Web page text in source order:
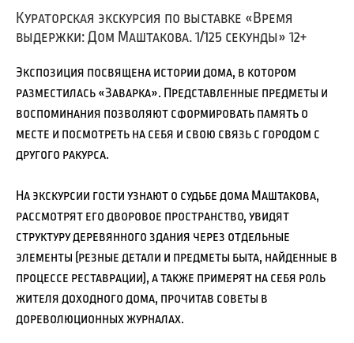
Кураторская экскурсия по выставке «Время
выдержки: Дом Маштакова. 1/125 секунды» 12+
Экспозиция посвящена истории дома, в котором
разместилась «Заварка». Представленные предметы и
воспоминания позволяют сформировать память о
месте и посмотреть на себя и свою связь с городом с
другого ракурса.
На экскурсии гости узнают о судьбе дома Маштакова,
рассмотрят его дворовое пространство, увидят
структуру деревянного здания через отдельные
элементы (резные детали и предметы быта, найденные в
процессе реставрации), а также примерят на себя роль
жителя доходного дома, прочитав советы в
дореволюционных журналах.